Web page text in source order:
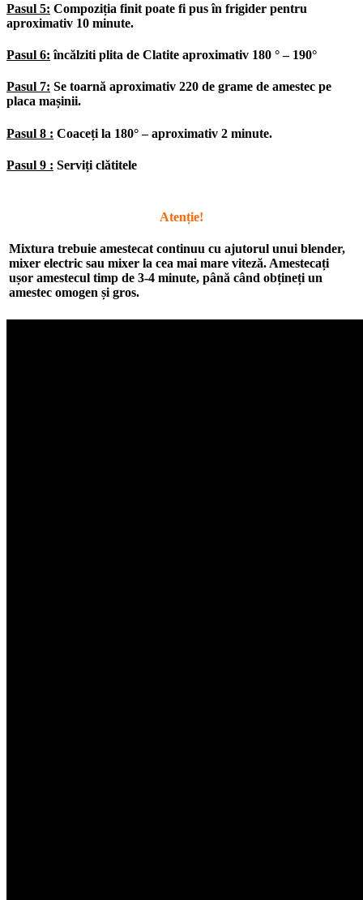
Pasul 5: Compoziția finit poate fi pus în frigider pentru
aproximativ 10 minute.
Pasul 6: încălziti plita de Clatite aproximativ 180 ° – 190°
Pasul 7: Se toarnă aproximativ 220 de grame de amestec pe
placa mașinii.
Pasul 8 : Coaceți la 180° – aproximativ 2 minute.
Pasul 9 : Serviți clătitele
Atenție!
Mixtura trebuie amestecat continuu cu ajutorul unui blender,
mixer electric sau mixer la cea mai mare viteză. Amestecați
ușor amestecul timp de 3-4 minute, până când obțineți un
amestec omogen și gros.